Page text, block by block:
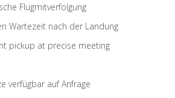
Flugmitverfolgung
Wartezeit nach der Landung
pickup at precise meeting
verfügbar auf Anfrage